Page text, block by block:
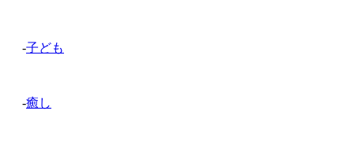
-子ども
-癒し